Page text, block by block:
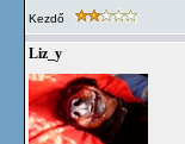
Kezdő
Liz_y